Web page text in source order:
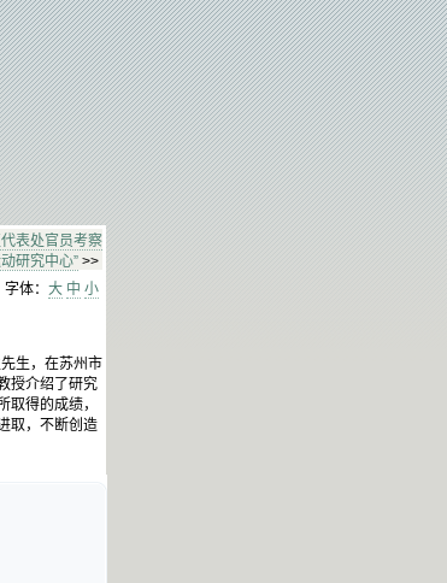
表处官员考察
研究中心” >>
字体： 大 中 小
生，在苏州市
授介绍了研究
得的成绩，
取，不断创造